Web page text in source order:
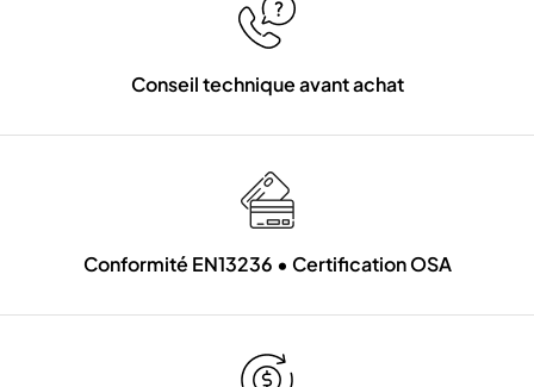
Conseil technique avant achat
Conformité EN13236 • Certification OSA